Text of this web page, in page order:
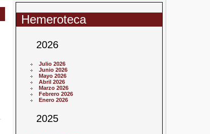
Hemeroteca
2026
Julio 2026
Junio 2026
Mayo 2026
Abril 2026
Marzo 2026
Febrero 2026
Enero 2026
2025